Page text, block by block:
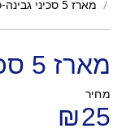
מארז 5 סכיני גבינה-כסף
מארז 5 סכיני גבינה-כסף
מחיר
₪25